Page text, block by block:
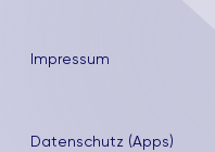
Impressum
Datenschutz (Apps)